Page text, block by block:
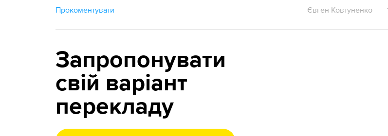
Прокоментувати
Євген Ковтуненко
Запропонувати
свій варіант
перекладу